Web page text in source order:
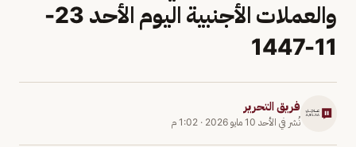
والعملات الأجنبية اليوم الأحد 23-
11-1447
فريق التحرير
نُشر في الأحد 10 مايو 2026 · 1:02 م